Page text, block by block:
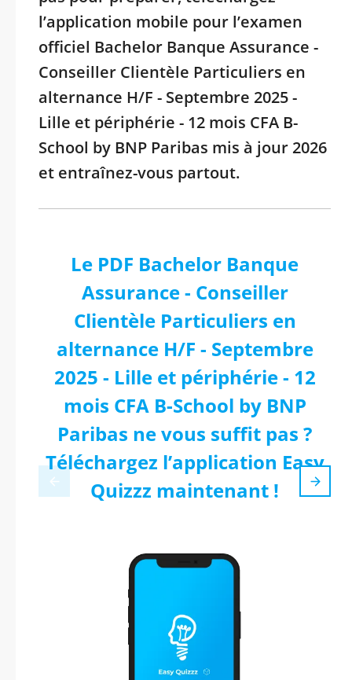
l’application mobile pour l’examen
officiel Bachelor Banque Assurance -
Conseiller Clientèle Particuliers en
alternance H/F - Septembre 2025 -
Lille et périphérie - 12 mois CFA B-
School by BNP Paribas mis à jour 2026
et entraînez-vous partout.
Le PDF Bachelor Banque
Assurance - Conseiller
Clientèle Particuliers en
alternance H/F - Septembre
2025 - Lille et périphérie - 12
mois CFA B-School by BNP
Paribas ne vous suffit pas ?
Téléchargez l’application Easy
Quizzz maintenant !